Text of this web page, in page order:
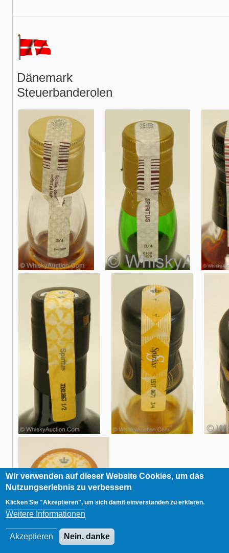
Dänemark
Steuerbanderolen
Wir verwenden auf dieser Website Cookies, um das
Nutzungserlebnis zu verbessern
Klicken Sie "Akzeptieren", um sich damit einverstanden zu erklären.
Weitere Informationen
Akzeptieren Nein, danke